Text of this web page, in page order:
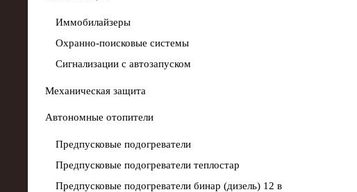
Иммобилайзеры
Охранно-поисковые системы
Сигнализации с автозапуском
Механическая защита
Автономные отопители
Предпусковые подогреватели
Предпусковые подогреватели теплостар
Предпусковые подогреватели бинар (дизель) 12 в